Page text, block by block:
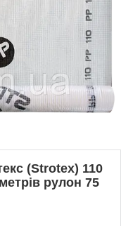
(Strotex) 110
рулон 75